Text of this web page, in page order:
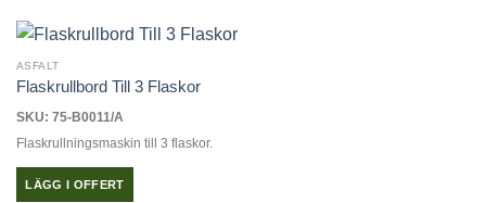
ASFALT
Flaskrullbord Till 3 Flaskor
SKU: 75-B0011/A
Flaskrullningsmaskin till 3 flaskor.
LÄGG I OFFERT